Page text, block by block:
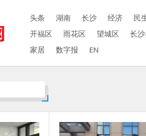
头条 湖南 长沙 经济 民
开福区
雨花区 望城区 长
家居
数字报 EN